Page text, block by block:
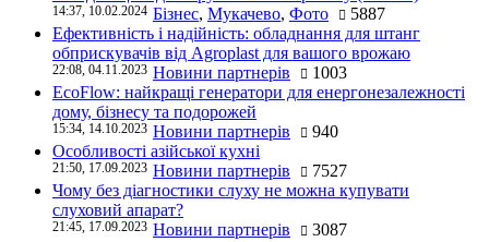
14:37, 10.02.2024 Бізнес, Мукачево, Фото
5887
Ефективність і надійність: обладнання для штанг
обприскувачів від Agroplast для вашого врожаю
22:08, 04.11.2023 Новини партнерів
1003
EcoFlow: найкращі генератори для енергонезалежності
дому, бізнесу та подорожей
15:34, 14.10.2023 Новини партнерів
940
Особливості азійської кухні
21:50, 17.09.2023 Новини партнерів
7527
Чому без діагностики слуху не можна купувати
слуховий апарат?
21:45, 17.09.2023 Новини партнерів 3087